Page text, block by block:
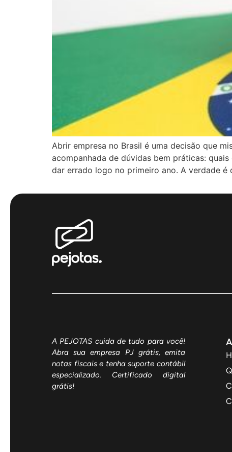
Abrir empresa no Brasil é uma decisão que
acompanhada de dúvidas bem práticas:
dar errado logo no primeiro ano. A verdade é
A PEJOTAS cuida de tudo para você!
Abra sua empresa PJ grátis, emita
notas fiscais e tenha suporte contábil
especializado. Certificado digital
grátis!